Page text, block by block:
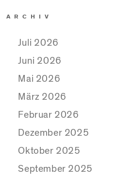
ARCHIV
Juli 2026
Juni 2026
Mai 2026
März 2026
Februar 2026
Dezember 2025
Oktober 2025
September 2025